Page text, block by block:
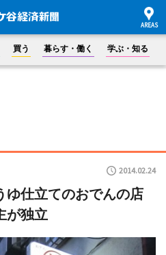
買う 暮らす・働く 学ぶ・知る
2014.02.24
ゆ仕立てのおでんの店
が独立